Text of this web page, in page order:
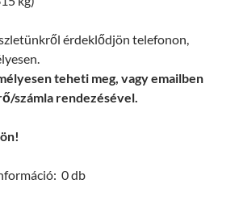
érdeklődjön telefonon,
teheti meg, vagy emailben
számla rendezésével.
0 db